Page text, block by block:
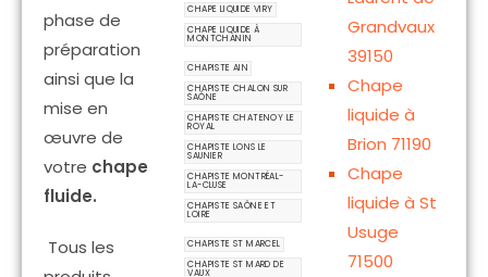
phase de
préparation
ainsi que la
mise en
œuvre de
votre chape
fluide.
Tous les
CHAPE LIQUIDE VIRY
CHAPE LIQUIDE À
MONTCHANIN
CHAPISTE AIN
CHAPISTE CHALON SUR
SAÔNE
CHAPISTE CHATENOY LE
ROYAL
CHAPISTE LONS LE
SAUNIER
CHAPISTE MONTRÉAL-
LA-CLUSE
CHAPISTE SAÔNE ET
LOIRE
CHAPISTE ST MARCEL
CHAPISTE ST MARD DE
VAUX
Grandvaux
39150
Chape
liquide à
Brion 71190
Chape
liquide à St
Usuge
71500